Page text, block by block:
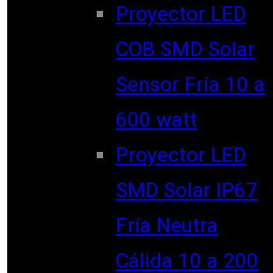
Proyector LED
COB SMD Solar
Sensor Fría 10 a
600 watt
Proyector LED
SMD Solar IP67
Fría Neutra
Cálida 10 a 200